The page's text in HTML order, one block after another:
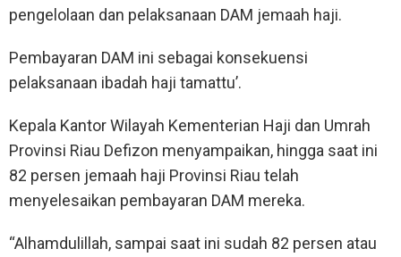
pengelolaan dan pelaksanaan DAM jemaah haji.
Pembayaran DAM ini sebagai konsekuensi
pelaksanaan ibadah haji tamattu’.
Kepala Kantor Wilayah Kementerian Haji dan Umrah
Provinsi Riau Defizon menyampaikan, hingga saat ini
82 persen jemaah haji Provinsi Riau telah
menyelesaikan pembayaran DAM mereka.
“Alhamdulillah, sampai saat ini sudah 82 persen atau